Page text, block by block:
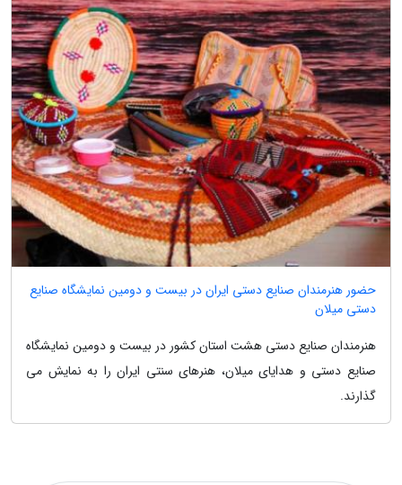
حضور هنرمندان صنایع دستی ایران در بیست و دومین نمایشگاه صنایع
دستی میلان
هنرمندان صنایع دستی هشت استان کشور در بیست و دومین نمایشگاه
صنایع دستی و هدایای میلان، هنرهای سنتی ایران را به نمایش می
گذارند.